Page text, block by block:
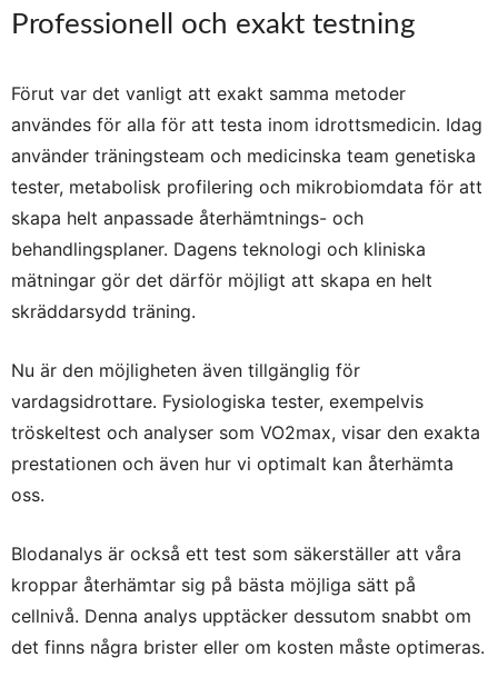
Professionell och exakt testning
Förut var det vanligt att exakt samma metoder
användes för alla för att testa inom idrottsmedicin. Idag
använder träningsteam och medicinska team genetiska
tester, metabolisk profilering och mikrobiomdata för att
skapa helt anpassade återhämtnings- och
behandlingsplaner. Dagens teknologi och kliniska
mätningar gör det därför möjligt att skapa en helt
skräddarsydd träning.
Nu är den möjligheten även tillgänglig för
vardagsidrottare. Fysiologiska tester, exempelvis
tröskeltest och analyser som VO2max, visar den exakta
prestationen och även hur vi optimalt kan återhämta
oss.
Blodanalys är också ett test som säkerställer att våra
kroppar återhämtar sig på bästa möjliga sätt på
cellnivå. Denna analys upptäcker dessutom snabbt om
det finns några brister eller om kosten måste optimeras.